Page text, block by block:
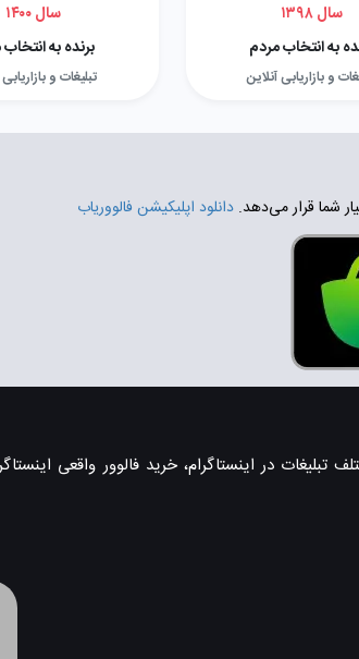
سال ۱۳۹۸
به انتخاب مردم
و بازاریابی آنلاین
سال ۱۴۰۰
برنده به
تبلیغات و
شما قرار می‌دهد. دانلود اپلیکیشن فالووریاب
در اینستاگرام، خرید فالوور واقعی